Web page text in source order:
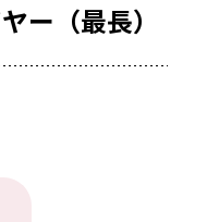
ー（最長）